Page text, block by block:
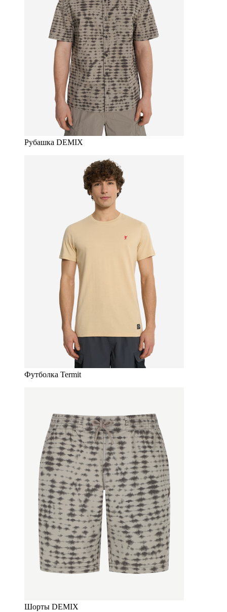
Рубашка DEMIX
Футболка Termit
Шорты DEMIX